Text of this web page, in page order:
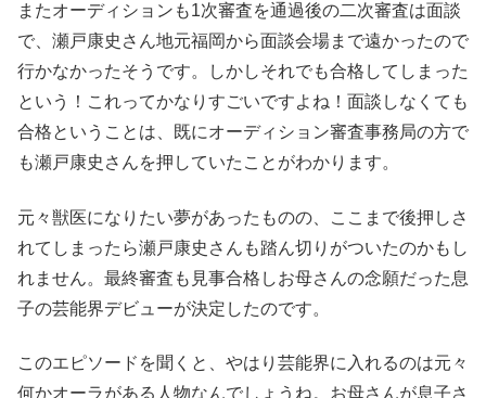
またオーディションも1次審査を通過後の二次審査は面談
で、瀬戸康史さん地元福岡から面談会場まで遠かったので
行かなかったそうです。しかしそれでも合格してしまった
という！これってかなりすごいですよね！面談しなくても
合格ということは、既にオーディション審査事務局の方で
も瀬戸康史さんを押していたことがわかります。
元々獣医になりたい夢があったものの、ここまで後押しさ
れてしまったら瀬戸康史さんも踏ん切りがついたのかもし
れません。最終審査も見事合格しお母さんの念願だった息
子の芸能界デビューが決定したのです。
このエピソードを聞くと、やはり芸能界に入れるのは元々
何かオーラがある人物なんでしょうね。お母さんが息子さ